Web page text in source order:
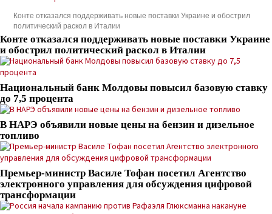
Конте отказался поддерживать новые поставки Украине и обострил
политический раскол в Италии
Конте отказался поддерживать новые поставки Украине
и обострил политический раскол в Италии
Национальный банк Молдовы повысил базовую ставку
до 7,5 процента
В НАРЭ объявили новые цены на бензин и дизельное
топливо
Премьер-министр Василе Тофан посетил Агентство
электронного управления для обсуждения цифровой
трансформации